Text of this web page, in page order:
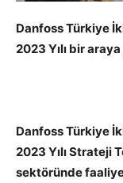
Danfoss Türkiye
2023 Yılı bir
Danfoss Türkiye
2023 Yılı Strateji
sektöründe